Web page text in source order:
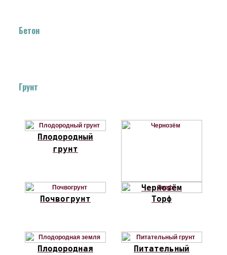
Бетон
Грунт
Плодородный
грунт
Чернозём
Почвогрунт
Торф
Плодородная
Питательный